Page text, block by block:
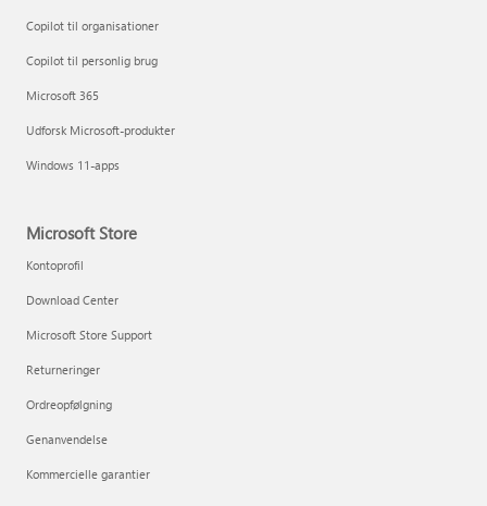
Copilot til organisationer
Copilot til personlig brug
Microsoft 365
Udforsk Microsoft-produkter
Windows 11-apps
Microsoft Store
Kontoprofil
Download Center
Microsoft Store Support
Returneringer
Ordreopfølgning
Genanvendelse
Kommercielle garantier